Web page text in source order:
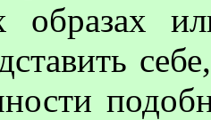
образах